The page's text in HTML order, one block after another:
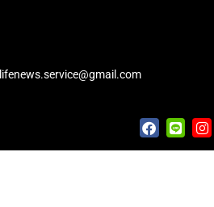
lifenews.service@gmail.com